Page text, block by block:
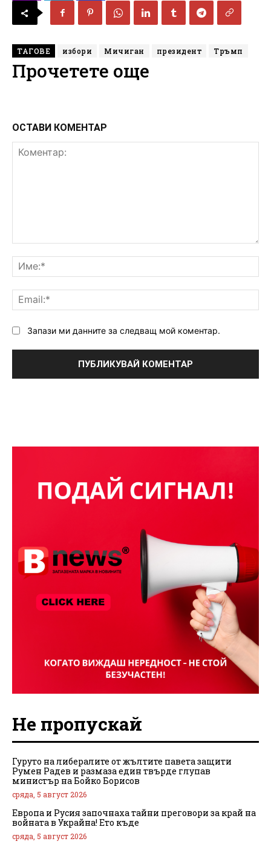
ТАГОВЕ избори Мичиган президент Тръмп
Прочетете още
ОСТАВИ КОМЕНТАР
Запази ми данните за следващ мой коментар.
Не пропускай
Гуруто на либералите от жълтите павета защити
Румен Радев и размаза един твърде глупав
министър на Бойко Борисов
сряда, 5 август 2026
Европа и Русия започнаха тайни преговори за край на
войната в Украйна! Ето къде
сряда, 5 август 2026